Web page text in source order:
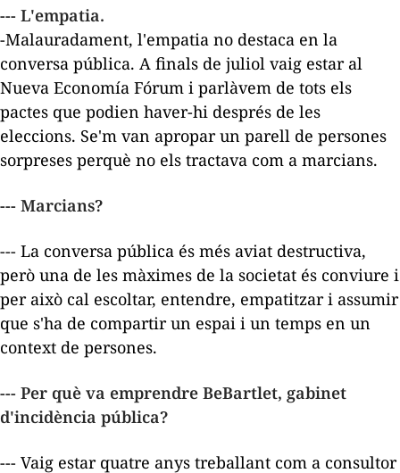
--- L'empatia.
-Malauradament, l'empatia no destaca en la
conversa pública. A finals de juliol vaig estar al
Nueva Economía Fórum i parlàvem de tots els
pactes que podien haver-hi després de les
eleccions. Se'm van apropar un parell de persones
sorpreses perquè no els tractava com a marcians.
--- Marcians?
--- La conversa pública és més aviat destructiva,
però una de les màximes de la societat és conviure i
per això cal escoltar, entendre, empatitzar i assumir
que s'ha de compartir un espai i un temps en un
context de persones.
--- Per què va emprendre BeBartlet, gabinet
d'incidència pública?
--- Vaig estar quatre anys treballant com a consultor